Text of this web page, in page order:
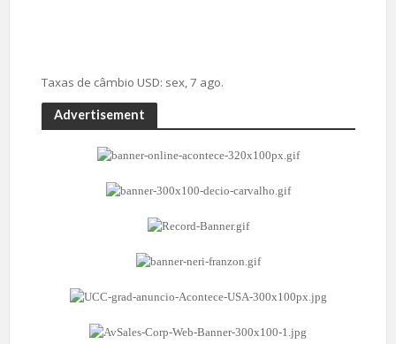
Taxas de câmbio USD: sex, 7 ago.
Advertisement